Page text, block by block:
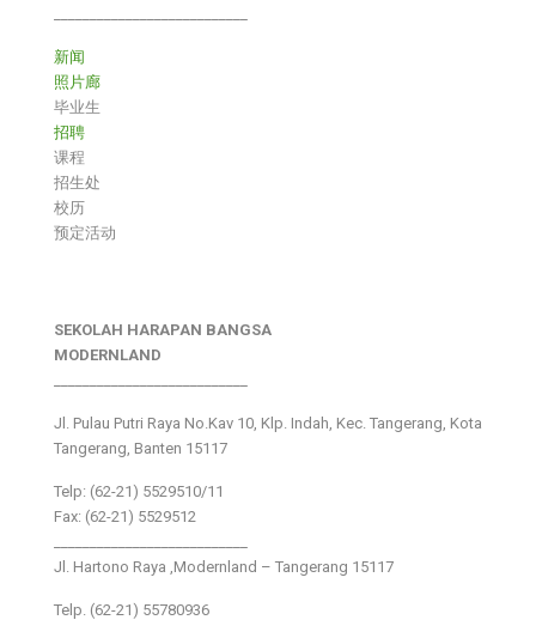
新闻
照片廊
毕业生
招聘
课程
招生处
校历
预定活动
SEKOLAH HARAPAN BANGSA
MODERNLAND
Jl. Pulau Putri Raya No.Kav 10, Klp. Indah, Kec. Tangerang, Kota
Tangerang, Banten 15117
Telp: (62-21) 5529510/11
Fax: (62-21) 5529512
Jl. Hartono Raya ,Modernland – Tangerang 15117
Telp. (62-21) 55780936